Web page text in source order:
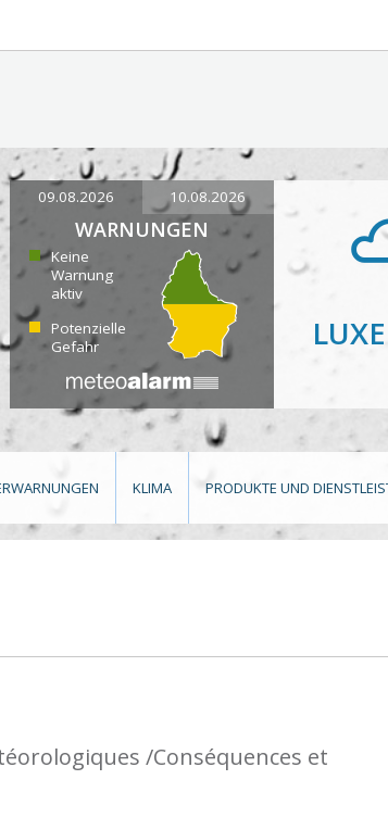
09.08.2026 10.08.2026
WARNUNGEN
Keine
Warnung
aktiv
Potenzielle
Gefahr
KLIMA PRODUKTE UND
/Conséquences et